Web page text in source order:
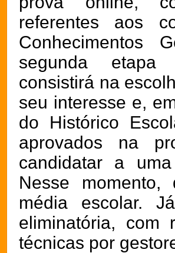
referentes aos
Conhecimentos
segunda
consistirá na
seu interesse e,
do Histórico
aprovados na
candidatar a
Nesse
média escolar.
eliminatória, com
técnicas por